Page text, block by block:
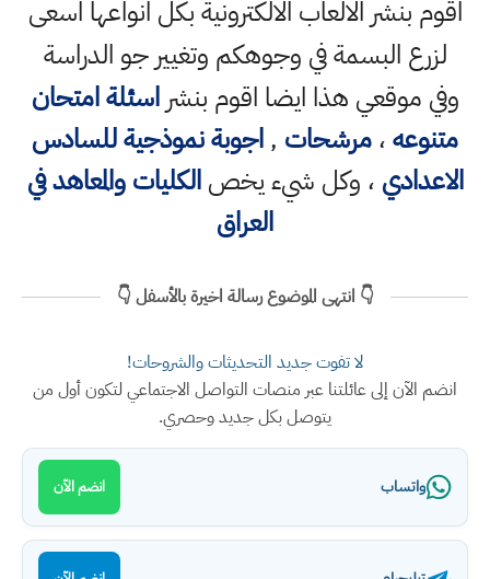
اقوم بنشر الالعاب الالكترونية بكل انواعها اسعى
لزرع البسمة في وجوهكم وتغيير جو الدراسة
وفي موقعي هذا ايضا اقوم بنشراسئلة امتحان
متنوعه،مرشحات ,اجوبة نموذجية للسادس
الاعدادي ، وكل شيء يخصالكليات والمعاهد في
العراق
👇 انتهى الموضوع رسالة اخيرة بالأسفل 👇
لا تفوت جديد التحديثات والشروحات!
انضم الآن إلى عائلتنا عبر منصات التواصل الاجتماعي لتكون أول من
يتوصل بكل جديد وحصري.
واتساب انضم الآن